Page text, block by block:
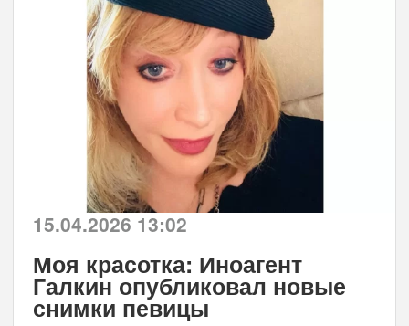
15.04.2026 13:02
Моя красотка: Иноагент
Галкин опубликовал новые
снимки певицы